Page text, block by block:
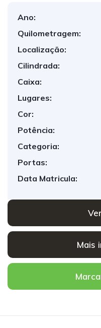
Ano:
Quilometragem:
Localização:
Cilindrada:
Caixa:
Lugares:
Cor:
Potência:
Categoria:
Portas:
Data Matricula:
Mais